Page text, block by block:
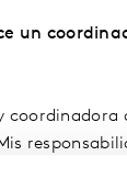
un
coordinadora
la